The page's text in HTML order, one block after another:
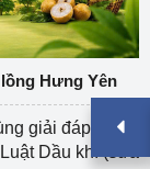
Hưng Yên
giải đáp nhiều
Dầu khí (sửa